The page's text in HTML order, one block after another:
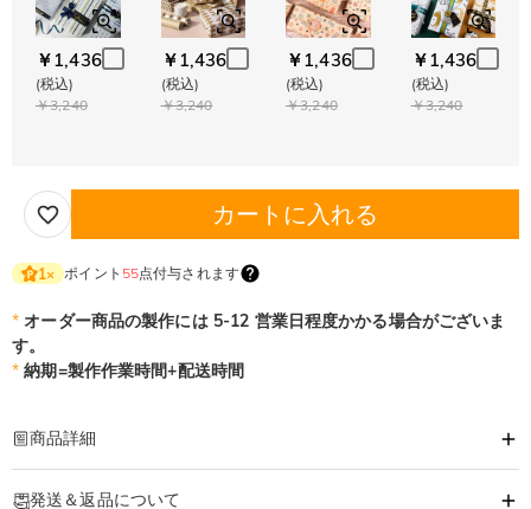
￥1,436
(税込)
￥3,240
￥1,436
(税込)
￥3,240
￥1,436
(税込)
￥3,240
￥1,436
(税込)
￥3,240
カートに入れる
1× ポイント 55点付与されます
* オーダー商品の製作には 5-12 営業日程度かかる場合がございま
す。
* 納期=製作作業時間+配送時間
商品詳細
好きな写真や文字とロゴなどで刺繍できる、世界に1着のオリジナルトレーナ
発送＆返品について